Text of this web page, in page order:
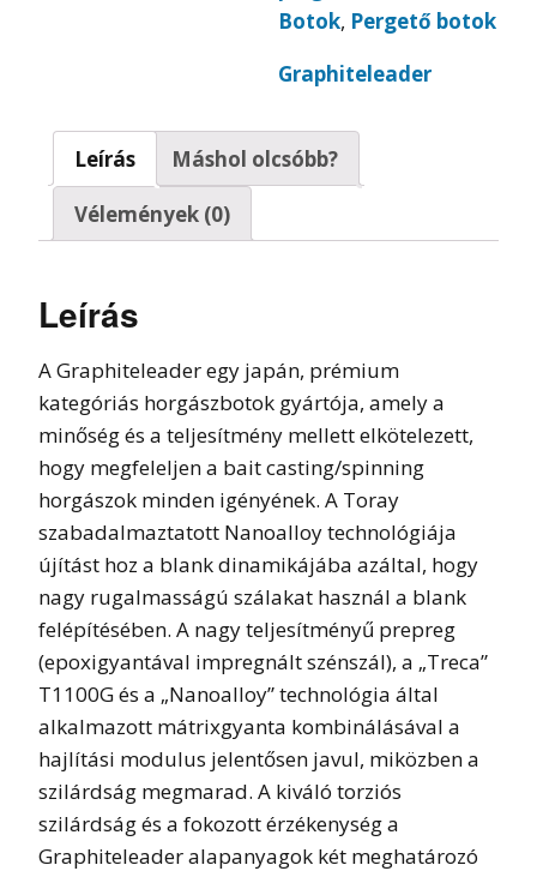
Botok, Pergető botok
Graphiteleader
Leírás
Máshol olcsóbb?
Vélemények (0)
Leírás
A Graphiteleader egy japán, prémium
kategóriás horgászbotok gyártója, amely a
minőség és a teljesítmény mellett elkötelezett,
hogy megfeleljen a bait casting/spinning
horgászok minden igényének. A Toray
szabadalmaztatott Nanoalloy technológiája
újítást hoz a blank dinamikájába azáltal, hogy
nagy rugalmasságú szálakat használ a blank
felépítésében. A nagy teljesítményű prepreg
(epoxigyantával impregnált szénszál), a „Treca”
T1100G és a „Nanoalloy” technológia által
alkalmazott mátrixgyanta kombinálásával a
hajlítási modulus jelentősen javul, miközben a
szilárdság megmarad. A kiváló torziós
szilárdság és a fokozott érzékenység a
Graphiteleader alapanyagok két meghatározó